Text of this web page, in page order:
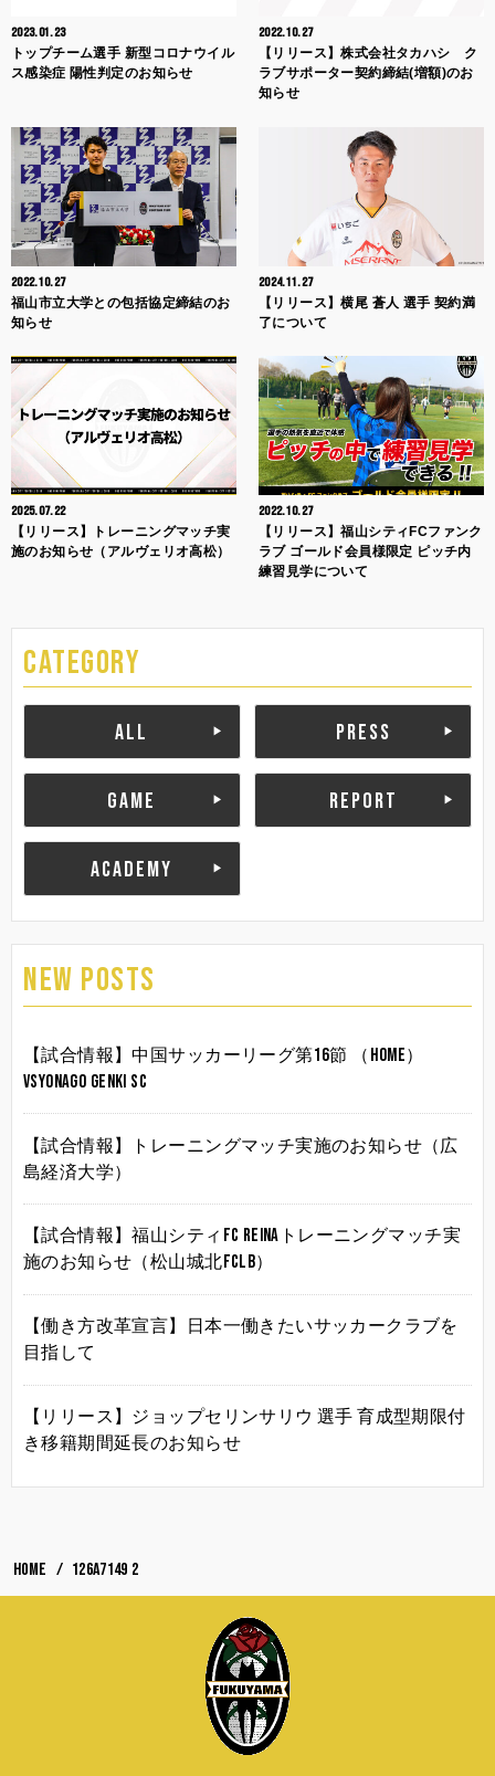
2023.01.23
トップチーム選手 新型コロナウイル
ス感染症 陽性判定のお知らせ
2022.10.27
【リリース】株式会社タカハシ ク
ラブサポーター契約締結(増額)のお
知らせ
2022.10.27
福山市立大学との包括協定締結のお
知らせ
2024.11.27
【リリース】横尾 蒼人 選手 契約満
了について
2025.07.22
【リリース】トレーニングマッチ実
施のお知らせ（アルヴェリオ高松）
2022.10.27
【リリース】福山シティFCファンク
ラブ ゴールド会員様限定 ピッチ内
練習見学について
CATEGORY
ALL PRESS
GAME REPORT
ACADEMY
NEW POSTS
【試合情報】中国サッカーリーグ第16節 （HOME）
vsYonago Genki SC
【試合情報】トレーニングマッチ実施のお知らせ（広
島経済大学）
【試合情報】福山シティFC Reinaトレーニングマッチ実
施のお知らせ（松山城北FCLB）
【働き方改革宣言】日本一働きたいサッカークラブを
目指して
【リリース】ジョップセリンサリウ 選手 育成型期限付
き移籍期間延長のお知らせ
HOME 126A7149 2